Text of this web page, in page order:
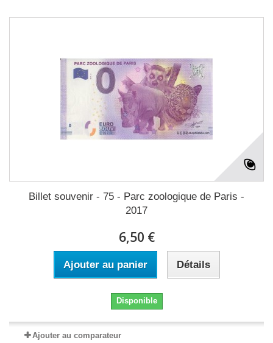
Billet souvenir - 75 - Parc zoologique de Paris -
2017
6,50 €
Ajouter au panier Détails
Disponible
Ajouter au comparateur